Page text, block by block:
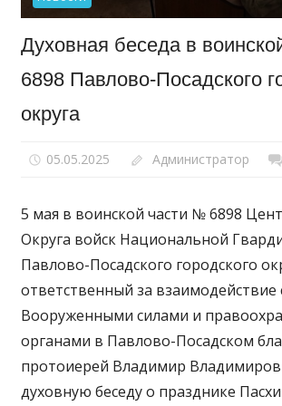
Духовная беседа в
6898 Павлово-Посадского
округа
05.05.2025 Администратор
5 мая в воинской части № 6898
Округа войск Национальной
Павлово-Посадского городского
ответственный за взаимодействие
Вооруженными силами и
органами в Павлово-Посадском
протоиерей Владимир
духовную беседу о празднике